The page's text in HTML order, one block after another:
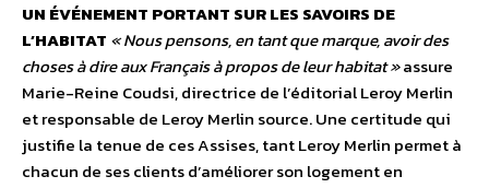
UN ÉVÉNEMENT PORTANT SUR LES SAVOIRS DE
L’HABITAT « Nous pensons, en tant que marque, avoir des
choses à dire aux Français à propos de leur habitat »assure
Marie-Reine Coudsi, directrice de l’éditorial Leroy Merlin
et responsable de Leroy Merlin source. Une certitude qui
justifie la tenue de ces Assises, tant Leroy Merlin permet à
chacun de ses clients d’améliorer son logement en